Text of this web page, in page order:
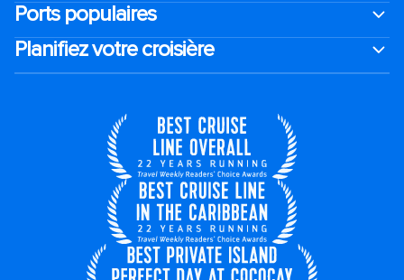
Ports populaires
Planifiez votre croisière